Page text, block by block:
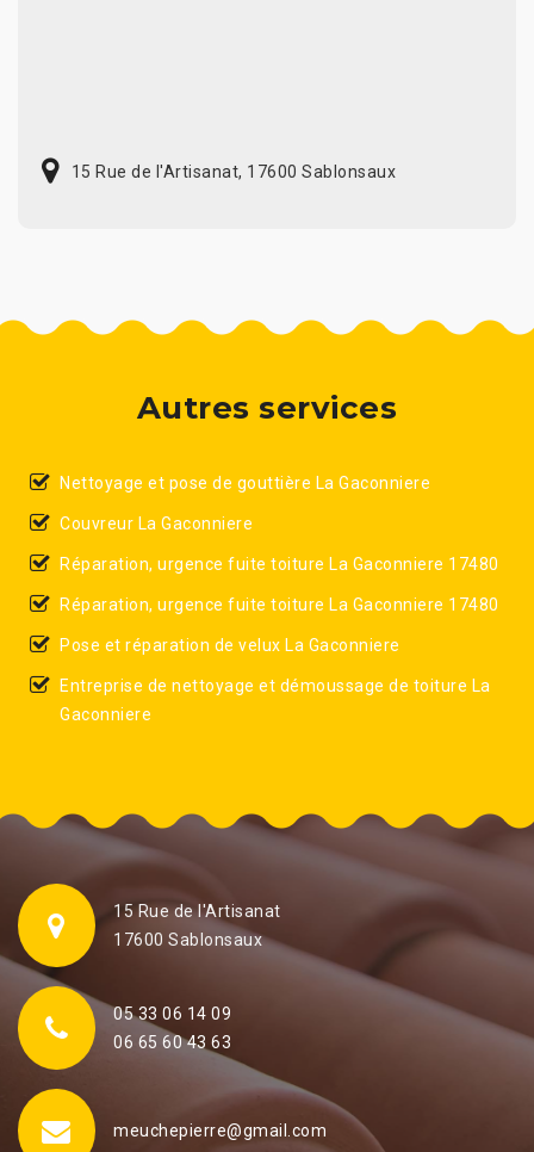
15 Rue de l'Artisanat, 17600 Sablonsaux
Autres services
Nettoyage et pose de gouttière La Gaconniere
Couvreur La Gaconniere
Réparation, urgence fuite toiture La Gaconniere 17480
Réparation, urgence fuite toiture La Gaconniere 17480
Pose et réparation de velux La Gaconniere
Entreprise de nettoyage et démoussage de toiture La
Gaconniere
15 Rue de l'Artisanat
17600 Sablonsaux
05 33 06 14 09
06 65 60 43 63
meuchepierre@gmail.com